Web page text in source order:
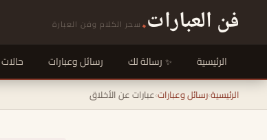
فن العبارات. سحر الكلام وفن العبارة
الرئيسية رسالة لك رسائل وعبارات حالات
الرئيسية›رسائل وعبارات›عبارات عن الأخلاق